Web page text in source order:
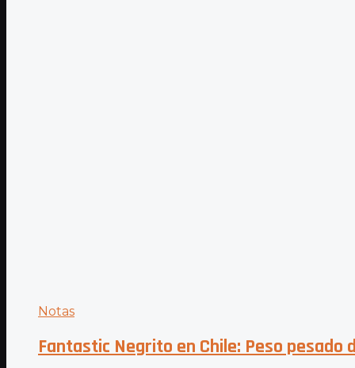
Notas
Fantastic Negrito en Chile: Peso pesado